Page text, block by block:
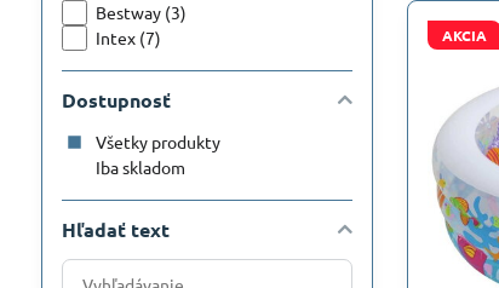
AKCIA
Bestway (3)
Intex (7)
Dostupnosť
Všetky produkty
Iba skladom
Hľadať text
Prehľadať